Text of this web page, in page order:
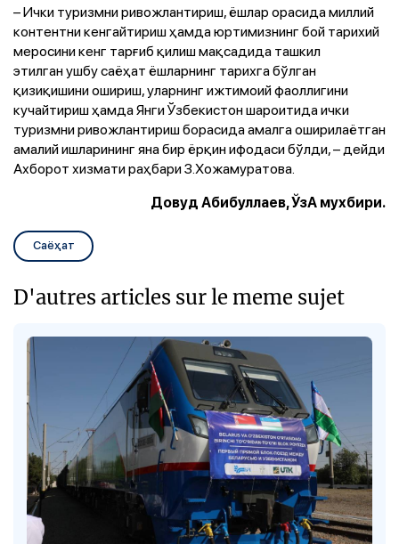
– Ички туризмни ривожлантириш, ёшлар орасида миллий
контентни кенгайтириш ҳамда юртимизнинг бой тарихий
меросини кенг тарғиб қилиш мақсадида ташкил
этилган ушбу саёҳат ёшларнинг тарихга бўлган
қизиқишини ошириш, уларнинг ижтимоий фаоллигини
кучайтириш ҳамда Янги Ўзбекистон шароитида ички
туризмни ривожлантириш борасида амалга оширилаётган
амалий ишларининг яна бир ёрқин ифодаси бўлди, – дейди
Ахборот хизмати раҳбари З.Хожамуратова.
Довуд Абибуллаев, ЎзА мухбири.
Саёҳат
D'autres articles sur le meme sujet